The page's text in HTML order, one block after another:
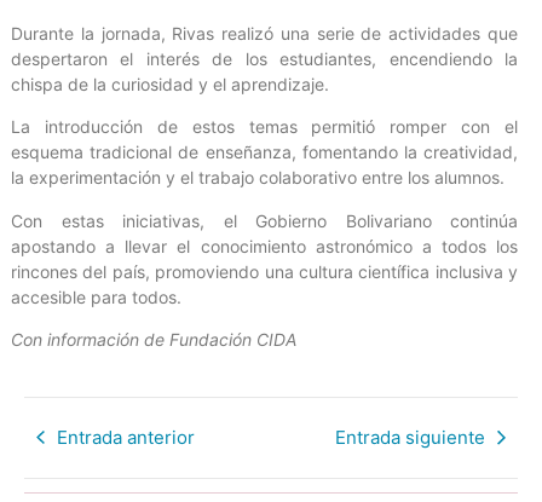
Durante la jornada, Rivas realizó una serie de actividades que
despertaron el interés de los estudiantes, encendiendo la
chispa de la curiosidad y el aprendizaje.
La introducción de estos temas permitió romper con el
esquema tradicional de enseñanza, fomentando la creatividad,
la experimentación y el trabajo colaborativo entre los alumnos.
Con estas iniciativas, el Gobierno Bolivariano continúa
apostando a llevar el conocimiento astronómico a todos los
rincones del país, promoviendo una cultura científica inclusiva y
accesible para todos.
Con información de Fundación CIDA
Entrada anterior Entrada siguiente